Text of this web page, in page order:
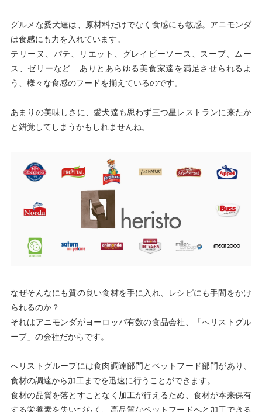
グルメな愛犬達は、原材料だけでなく食感にも敏感。アニモンダ
は食感にも力を入れています。
テリーヌ、パテ、リエット、グレイビーソース、スープ、ムー
ス、ゼリーなど…ありとあらゆる美食家達を満足させられるよ
う、様々な食感のフードを揃えているのです。
あまりの美味しさに、愛犬達も思わず三つ星レストランに来たか
と錯覚してしまうかもしれませんね。
なぜそんなにも質の良い食材を手に入れ、レシピにも手間をかけ
られるのか？
それはアニモンダがヨーロッパ有数の食品会社、「へリストグル
ープ」の会社だからです。
へリストグループには食肉調達部門とペットフード部門があり、
食材の調達から加工までを迅速に行うことができます。
食材の品質を落とすことなく加工が行えるため、食材が本来保有
する栄養素を失いづらく、高品質なペットフードへと加工できる